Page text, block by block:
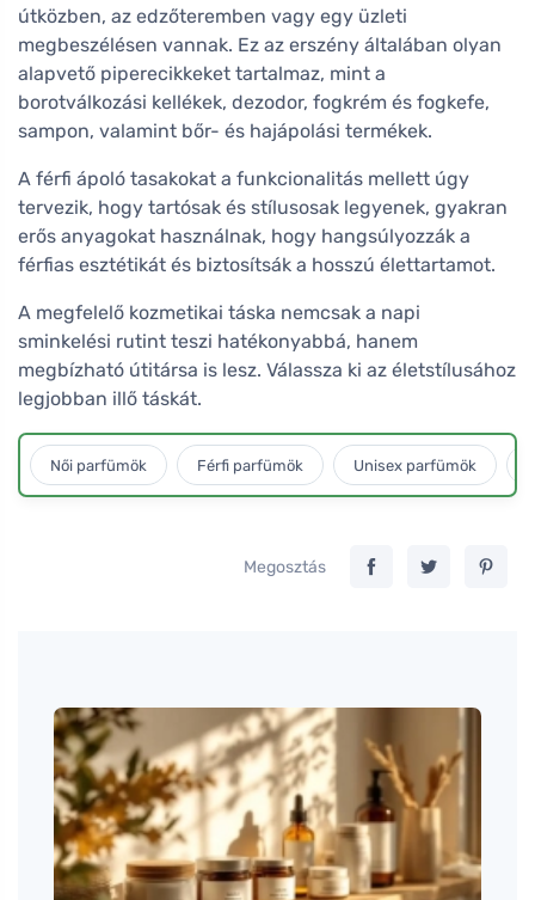
útközben, az edzőteremben vagy egy üzleti
megbeszélésen vannak. Ez az erszény általában olyan
alapvető piperecikkeket tartalmaz, mint a
borotválkozási kellékek, dezodor, fogkrém és fogkefe,
sampon, valamint bőr- és hajápolási termékek.
A férfi ápoló tasakokat a funkcionalitás mellett úgy
tervezik, hogy tartósak és stílusosak legyenek, gyakran
erős anyagokat használnak, hogy hangsúlyozzák a
férfias esztétikát és biztosítsák a hosszú élettartamot.
A megfelelő kozmetikai táska nemcsak a napi
sminkelési rutint teszi hatékonyabbá, hanem
megbízható útitársa is lesz. Válassza ki az életstílusához
legjobban illő táskát.
Női parfümök Férfi parfümök Unisex parfümök
Megosztás